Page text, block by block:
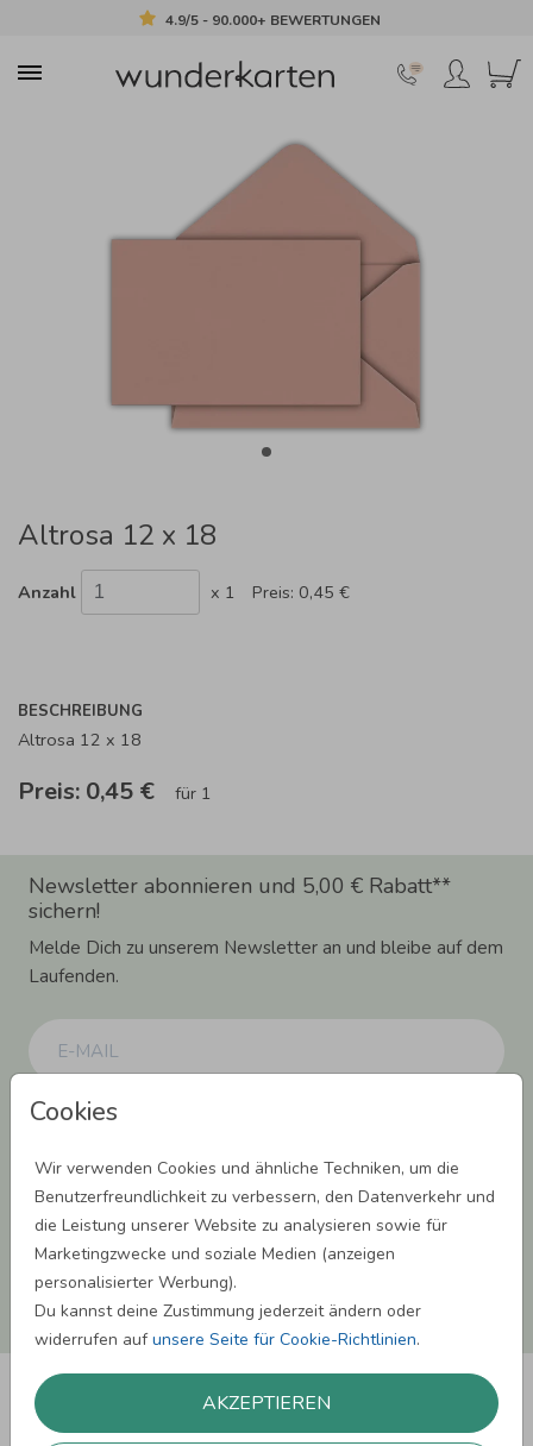
4.9/5 - 90.000+ BEWERTUNGEN
Cookies
Wir verwenden Cookies und ähnliche Techniken, um die
Benutzerfreundlichkeit zu verbessern, den Datenverkehr und
die Leistung unserer Website zu analysieren sowie für
Marketingzwecke und soziale Medien (anzeigen
personalisierter Werbung).
Du kannst deine Zustimmung jederzeit ändern oder
widerrufen aufunsere Seite für Cookie-Richtlinien.
AKZEPTIEREN
Altrosa 12 x 18
Anzahl x 1 Preis: 0,45 €
BESCHREIBUNG
Altrosa 12 x 18
Preis: 0,45 € für 1
Newsletter abonnieren und 5,00 € Rabatt**
sichern!
Melde Dich zu unserem Newsletter an und bleibe auf dem
Laufenden.
Einwilligung zur Datennutzung für Marketingzwecke: Hiermit willigst Du ein,
Produktinformationen zu Deinen Interessen auf anderen Plattformen wie
Facebook und Google anzeigen. Um Dir diesen Service anbieten zu können,
wenn erforderlich. Du kannst diese Einwilligung jederzeit widerrufen. Weitere
Informationen erhätst Du in unserer Datenschutzerklärung.
ANMELDEN